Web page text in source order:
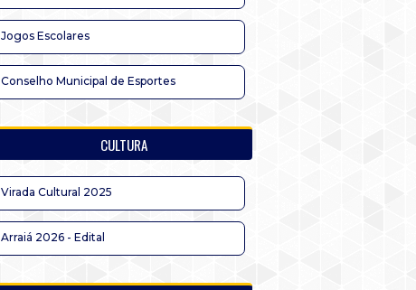
Jogos Escolares
Conselho Municipal de Esportes
CULTURA
Virada Cultural 2025
Arraiá 2026 - Edital